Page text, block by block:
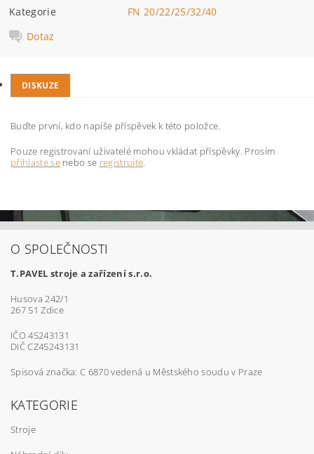
Kategorie
FN 20/22/25/32/40
Dotaz
DISKUZE
Buďte první, kdo napíše příspěvek k této položce.
Pouze registrovaní uživatelé mohou vkládat příspěvky. Prosím
přihlaste senebo se registrujte
O SPOLEČNOSTI
T.PAVEL stroje a zařízení s.r.o.
Husova 242/1
267 51 Zdice
IČO 45243131
DIČ CZ45243131
Spisová značka: C 6870 vedená u Městského soudu v Praze
KATEGORIE
Stroje